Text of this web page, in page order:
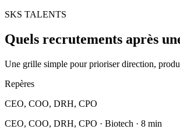
SKS TALENTS
Quels recrutements après
Une grille simple pour prioriser direction,
Repères
CEO, COO, DRH, CPO
CEO, COO, DRH, CPO · Biotech · 8 min